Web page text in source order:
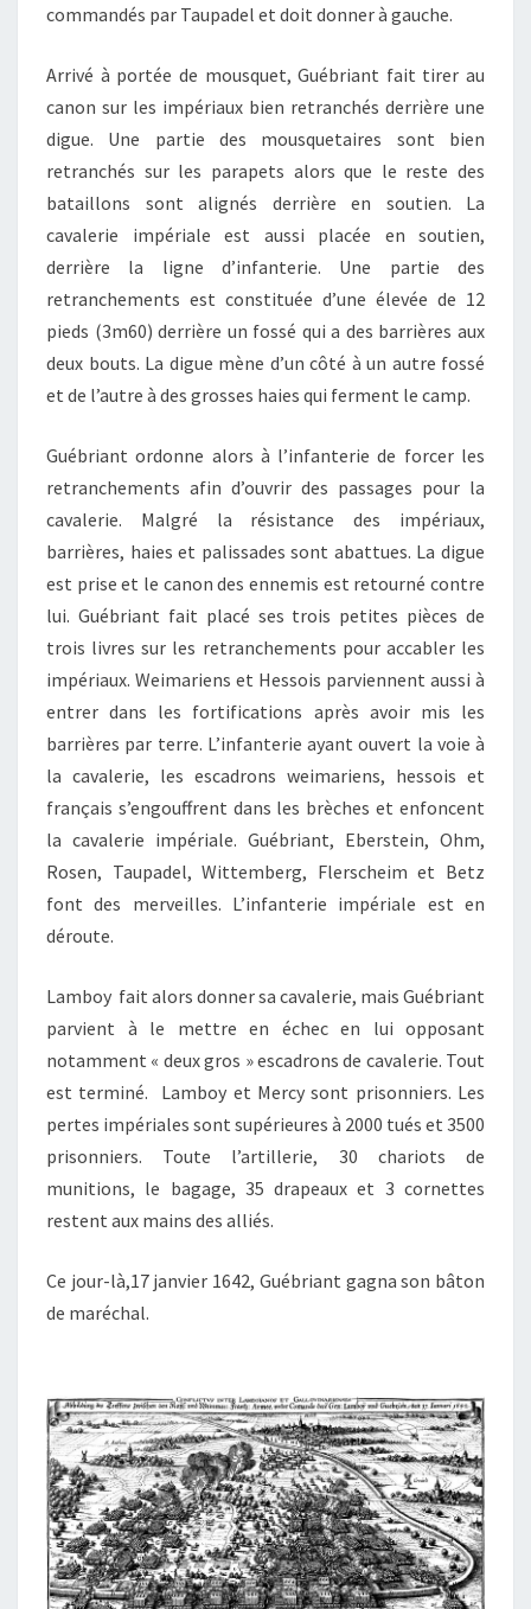
commandés par Taupadel et doit donner à gauche.
Arrivé à portée de mousquet, Guébriant fait tirer au
canon sur les impériaux bien retranchés derrière une
digue. Une partie des mousquetaires sont bien
retranchés sur les parapets alors que le reste des
bataillons sont alignés derrière en soutien. La
cavalerie impériale est aussi placée en soutien,
derrière la ligne d’infanterie. Une partie des
retranchements est constituée d’une élevée de 12
pieds (3m60) derrière un fossé qui a des barrières aux
deux bouts. La digue mène d’un côté à un autre fossé
et de l’autre à des grosses haies qui ferment le camp.
Guébriant ordonne alors à l’infanterie de forcer les
retranchements afin d’ouvrir des passages pour la
cavalerie. Malgré la résistance des impériaux,
barrières, haies et palissades sont abattues. La digue
est prise et le canon des ennemis est retourné contre
lui. Guébriant fait placé ses trois petites pièces de
trois livres sur les retranchements pour accabler les
impériaux. Weimariens et Hessois parviennent aussi à
entrer dans les fortifications après avoir mis les
barrières par terre. L’infanterie ayant ouvert la voie à
la cavalerie, les escadrons weimariens, hessois et
français s’engouffrent dans les brèches et enfoncent
la cavalerie impériale. Guébriant, Eberstein, Ohm,
Rosen, Taupadel, Wittemberg, Flerscheim et Betz
font des merveilles. L’infanterie impériale est en
déroute.
Lamboy fait alors donner sa cavalerie, mais Guébriant
parvient à le mettre en échec en lui opposant
notamment « deux gros » escadrons de cavalerie. Tout
est terminé. Lamboy et Mercy sont prisonniers. Les
pertes impériales sont supérieures à 2000 tués et 3500
prisonniers. Toute l’artillerie, 30 chariots de
munitions, le bagage, 35 drapeaux et 3 cornettes
restent aux mains des alliés.
Ce jour-là,17 janvier 1642, Guébriant gagna son bâton
de maréchal.